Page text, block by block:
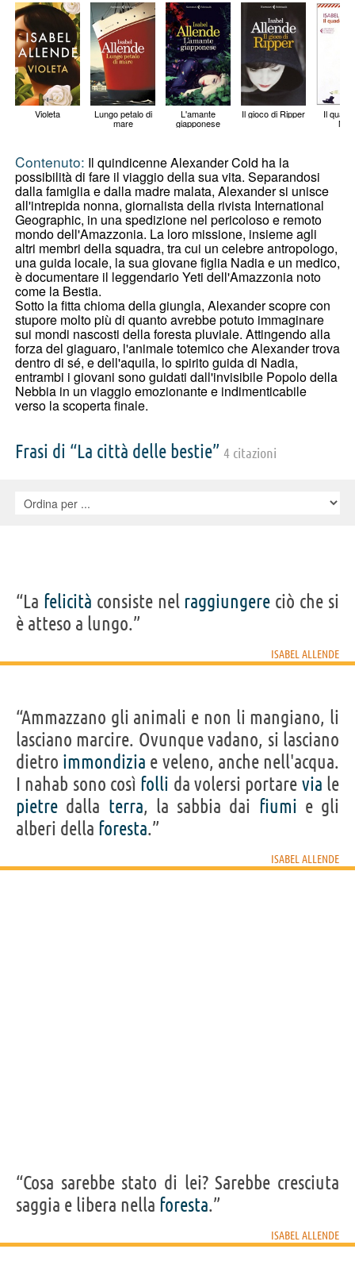
Violeta Lungo petalo di
mare
L'amante
giapponese
Il gioco di Ripper Il
Contenuto: Il quindicenne Alexander Cold ha la
possibilità di fare il viaggio della sua vita. Separandosi
dalla famiglia e dalla madre malata, Alexander si unisce
all'intrepida nonna, giornalista della rivista International
Geographic, in una spedizione nel pericoloso e remoto
mondo dell'Amazzonia. La loro missione, insieme agli
altri membri della squadra, tra cui un celebre antropologo,
una guida locale, la sua giovane figlia Nadia e un medico,
è documentare il leggendario Yeti dell'Amazzonia noto
come la Bestia.
Sotto la fitta chioma della giungla, Alexander scopre con
stupore molto più di quanto avrebbe potuto immaginare
sui mondi nascosti della foresta pluviale. Attingendo alla
forza del giaguaro, l'animale totemico che Alexander trova
dentro di sé, e dell'aquila, lo spirito guida di Nadia,
entrambi i giovani sono guidati dall'invisibile Popolo della
Nebbia in un viaggio emozionante e indimenticabile
verso la scoperta finale.
Frasi di “La città delle bestie” 4 citazioni
“La felicità consiste nel raggiungere ciò che si
è atteso a lungo.”
ISABEL ALLENDE
“Ammazzano gli animali e non li mangiano, li
lasciano marcire. Ovunque vadano, si lasciano
dietro immondizia e veleno, anche nell'acqua.
I nahab sono così folli da volersi portare via le
pietre dalla terra, la sabbia dai fiumi e gli
alberi della foresta.”
ISABEL ALLENDE
“Cosa sarebbe stato di lei? Sarebbe cresciuta
saggia e libera nella foresta.”
ISABEL ALLENDE